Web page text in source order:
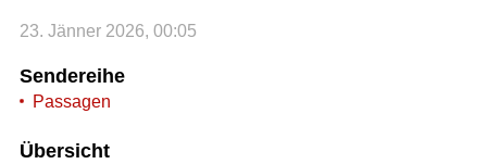
23. Jänner 2026, 00:05
Sendereihe
Passagen
Übersicht